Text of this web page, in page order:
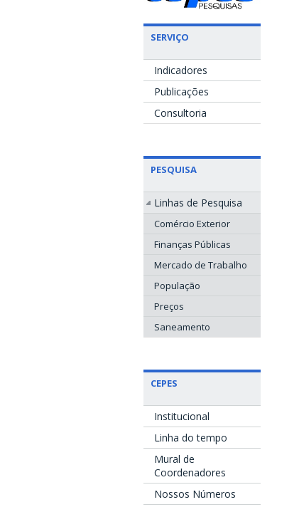
SERVIÇO
Indicadores
Publicações
Consultoria
PESQUISA
Linhas de Pesquisa
Comércio Exterior
Finanças Públicas
Mercado de Trabalho
População
Preços
Saneamento
CEPES
Institucional
Linha do tempo
Mural de
Coordenadores
Nossos Números